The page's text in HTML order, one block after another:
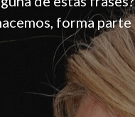
forma parte